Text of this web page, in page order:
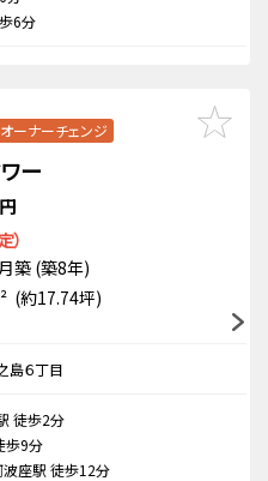
6分
オーナーチェンジ
ー
）
築 (築8年)
(約17.74坪)
島６丁目
徒歩2分
歩9分
波座駅 徒歩12分